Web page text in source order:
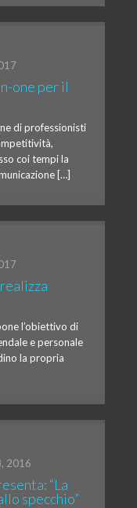
one per il
di professionisti
coi tempi la
[…]
l’obiettivo di
e personale
la propria
2016
“La
specchio”